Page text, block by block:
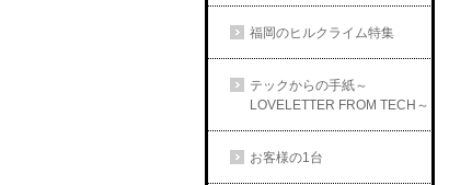
福岡のヒルクライム特集
テックからの手紙～
LOVELETTER FROM TECH～
お客様の1台